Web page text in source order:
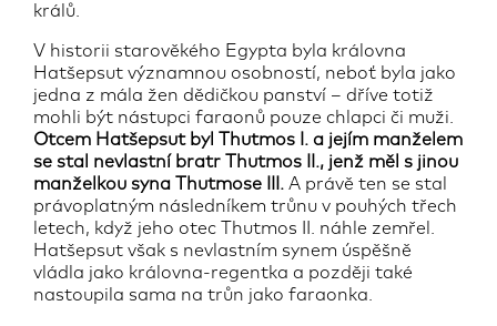
králů.
V historii starověkého Egypta byla královna
Hatšepsut významnou osobností, neboť byla jako
jedna z mála žen dědičkou panství – dříve totiž
mohli být nástupci faraonů pouze chlapci či muži.
Otcem Hatšepsut byl Thutmos I. a jejím manželem
se stal nevlastní bratr Thutmos II., jenž měl s jinou
manželkou syna Thutmose III. A právě ten se stal
právoplatným následníkem trůnu v pouhých třech
letech, když jeho otec Thutmos II. náhle zemřel.
Hatšepsut však s nevlastním synem úspěšně
vládla jako královna-regentka a později také
nastoupila sama na trůn jako faraonka.